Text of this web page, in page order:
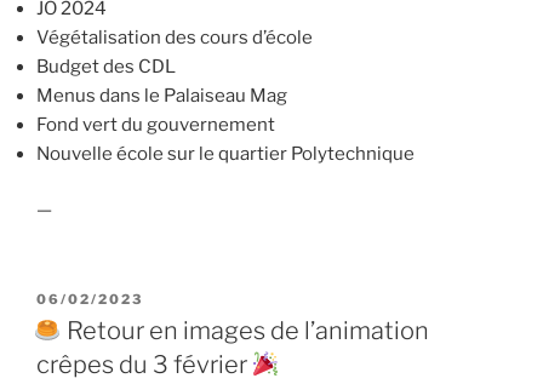
JO 2024
Végétalisation des cours d’école
Budget des CDL
Menus dans le Palaiseau Mag
Fond vert du gouvernement
Nouvelle école sur le quartier Polytechnique
—
PUBLIÉ
LE
06/02/2023
Retour en images de l’animation
crêpes du 3 février